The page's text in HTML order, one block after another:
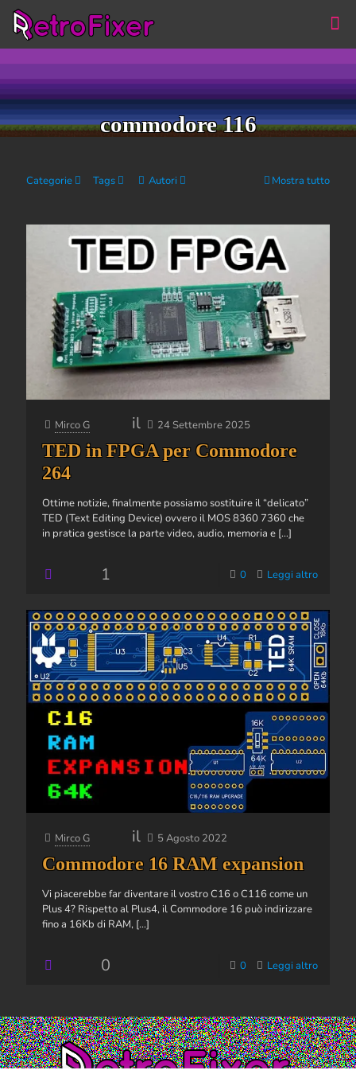
commodore 116
Categorie Tags Autori Mostra tutto
Mirco G il 24 Settembre 2025
TED in FPGA per Commodore
264
Ottime notizie, finalmente possiamo sostituire il “delicato”
TED (Text Editing Device) ovvero il MOS 8360 7360 che
in pratica gestisce la parte video, audio, memoria e […]
1 0 Leggi altro
Mirco G il 5 Agosto 2022
Commodore 16 RAM expansion
Vi piacerebbe far diventare il vostro C16 o C116 come un
Plus 4? Rispetto al Plus4, il Commodore 16 può indirizzare
fino a 16Kb di RAM, […]
0 0 Leggi altro